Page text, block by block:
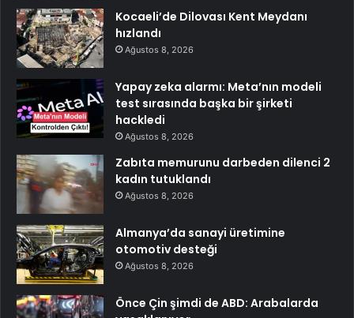
Kocaeli’de Dilovası Kent Meydanı
hızlandı
Ağustos 8, 2026
Yapay zeka alarmı: Meta’nın modeli
test sırasında başka bir şirketi
hackledi
Ağustos 8, 2026
Zabıta memurunu darbeden dilenci 2
kadın tutuklandı
Ağustos 8, 2026
Almanya’da sanayi üretimine
otomotiv desteği
Ağustos 8, 2026
Önce Çin şimdi de ABD: Arabalarda